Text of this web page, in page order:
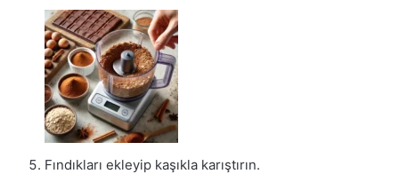
Fındıkları ekleyip kaşıkla karıştırın.